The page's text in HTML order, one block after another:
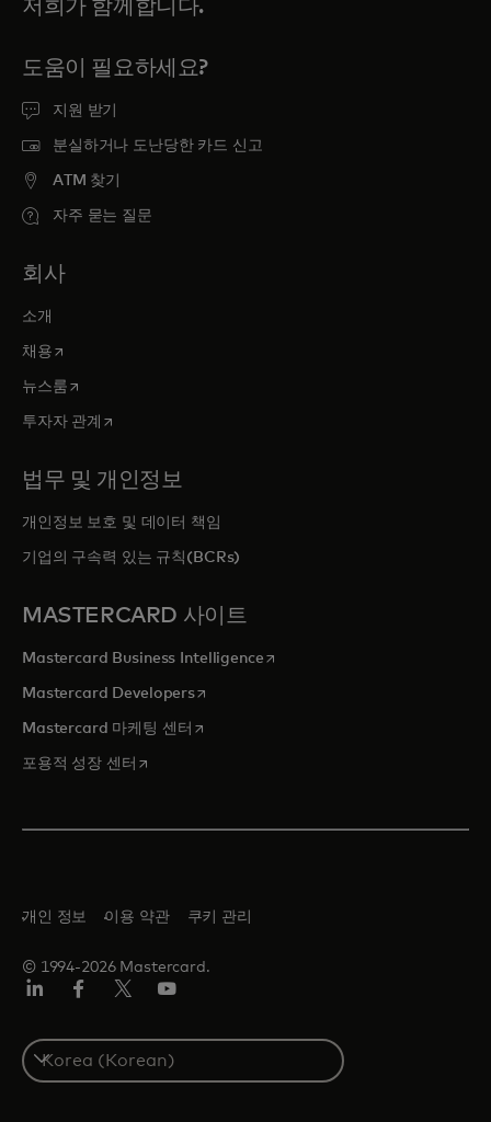
저희가 함께합니다.
도움이 필요하세요?
지원 받기
분실하거나 도난당한 카드 신고
ATM 찾기
자주 묻는 질문
회사
소개
채용새 탭에서 열림
뉴스룸새 탭에서 열림
투자자 관계 새 탭에서 열림
법무 및 개인정보
개인정보 보호 및 데이터 책임
기업의 구속력 있는 규칙(BCRs)
MASTERCARD 사이트
Mastercard Business Intelligence새 탭에서 열림
Mastercard Developers새 탭에서 열림
Mastercard 마케팅 센터 새 탭에서 열림
포용적 성장 센터 새 탭에서 열림
© 1994-2026 Mastercard.
개인 정보 이용 약관 쿠키 관리
S
e
In
ook
터/
X
브